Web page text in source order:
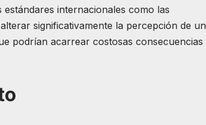
internacionales como las
significativamente la percepción de un
podrían acarrear costosas consecuencias